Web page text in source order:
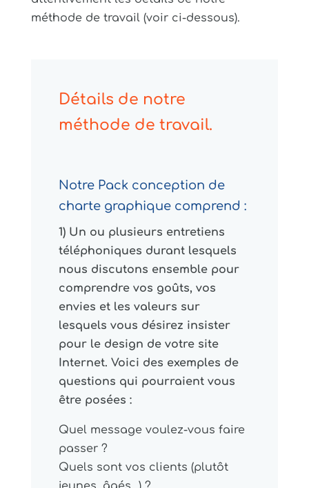
méthode de travail (voir ci-dessous).
Détails de notre
méthode de travail.
Notre Pack conception de
charte graphique comprend :
1) Un ou plusieurs entretiens
téléphoniques durant lesquels
nous discutons ensemble pour
comprendre vos goûts, vos
envies et les valeurs sur
lesquels vous désirez insister
pour le design de votre site
Internet. Voici des exemples de
questions qui pourraient vous
être posées :
Quel message voulez-vous faire
passer ?
Quels sont vos clients (plutôt